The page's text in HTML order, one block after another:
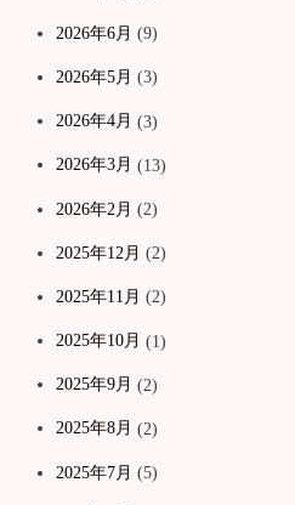
2026年6月 (9)
2026年5月 (3)
2026年4月 (3)
2026年3月 (13)
2026年2月 (2)
2025年12月 (2)
2025年11月 (2)
2025年10月 (1)
2025年9月 (2)
2025年8月 (2)
2025年7月 (5)